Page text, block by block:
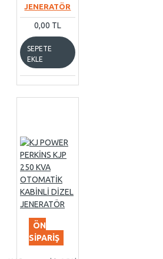
JENERATÖR
0,00 TL
SEPETE
EKLE
ÖN
SIPARIŞ